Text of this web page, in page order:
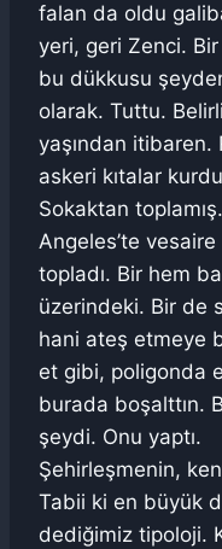
falan da oldu
yeri, geri Zenci.
bu dükkusu
olarak. Tuttu.
yaşından itibaren.
askeri kıtalar
Sokaktan
Angeles’te
topladı. Bir hem
üzerindeki. Bir de
hani ateş etmeye
et gibi, poligonda
burada boşalttın.
şeydi. Onu yaptı.
Şehirleşmenin,
Tabii ki en büyük
dediğimiz tipoloji.